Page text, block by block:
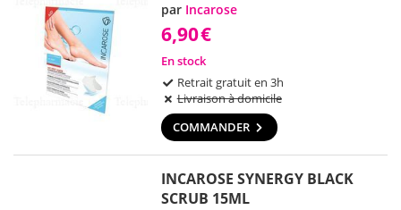
par Incarose
6,90€
En stock
Retrait gratuit en 3h
Livraison à domicile
COMMANDER
INCAROSE SYNERGY BLACK
SCRUB 15ML